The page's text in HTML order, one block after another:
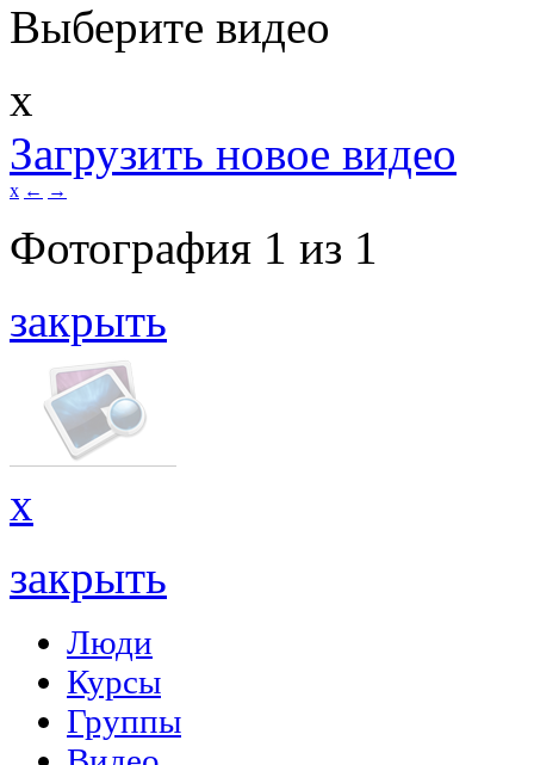
Выберите видео
x
Загрузить новое видео
x ← →
Фотография 1 из 1
закрыть
x
закрыть